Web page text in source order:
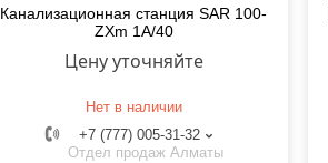
Канализационная станция SAR 100-
ZXm 1A/40
Цену уточняйте
Нет в наличии
+7 (777) 005-31-32
Отдел продаж Алматы